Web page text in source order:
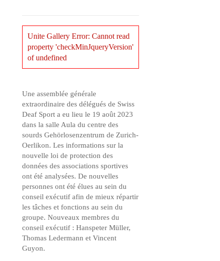
Unite Gallery Error: Cannot read
property 'checkMinJqueryVersion'
of undefined
Une assemblée générale
extraordinaire des délégués de Swiss
Deaf Sport a eu lieu le 19 août 2023
dans la salle Aula du centre des
sourds Gehörlosenzentrum de Zurich-
Oerlikon. Les informations sur la
nouvelle loi de protection des
données des associations sportives
ont été analysées. De nouvelles
personnes ont été élues au sein du
conseil exécutif afin de mieux répartir
les tâches et fonctions au sein du
groupe. Nouveaux membres du
conseil exécutif : Hanspeter Müller,
Thomas Ledermann et Vincent
Guyon.